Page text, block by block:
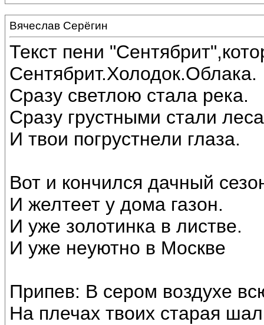
Вячеслав Серёгин
Текст пени
Сентябрит.Холодок.Облака.
Сразу светлою стала река.
Сразу грустными стали
И твои погрустнели глаза.
Вот и кончился дачный
И желтеет у дома газон.
И уже золотинка в листве.
И уже неуютно в Москве
Припев: В сером воздухе
На плечах твоих старая